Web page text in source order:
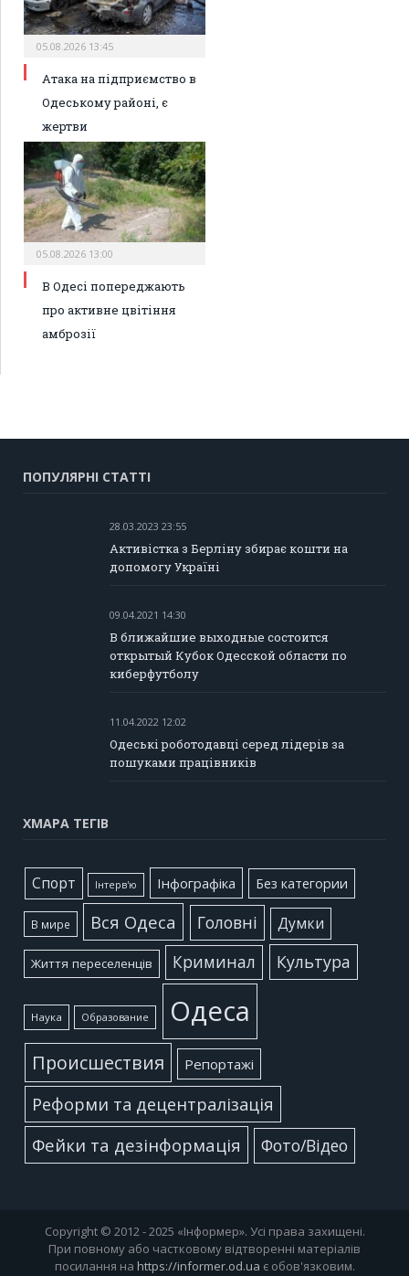
05.08.2026 13:45
Атака на підприємство в
Одеському районі, є
жертви
05.08.2026 13:00
В Одесі попереджають
про активне цвітіння
амброзії
ПОПУЛЯРНІ СТАТТІ
28.03.2023 23:55
Активістка з Берліну збирає кошти на
допомогу Україні
09.04.2021 14:30
В ближайшие выходные состоится
открытый Кубок Одесской области по
киберфутболу
11.04.2022 12:02
Одеські роботодавці серед лідерів за
пошуками працівників
ХМАРА ТЕГІВ
Cпорт Інтерв'ю Інфографіка Без категории
В мире Вся Одеса Головні Думки
Життя переселенців Криминал Культура
Наука Образование Одеса
Происшествия Репортажі
Реформи та децентралізація
Фейки та дезінформація
Фото/Відео
Copyright © 2012 - 2025 «Інформер». Усі права захищені.
При повному або частковому відтворенні матеріалів
посилання на https://informer.od.ua є обов'язковим.